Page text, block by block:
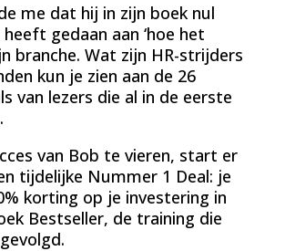
me dat hij in zijn boek nul
heeft gedaan aan ‘hoe het
branche. Wat zijn HR-strijders
kun je zien aan de 26
van lezers die al in de eerste
van Bob te vieren, start er
tijdelijke Nummer 1 Deal: je
korting op je investering in
Bestseller, de training die